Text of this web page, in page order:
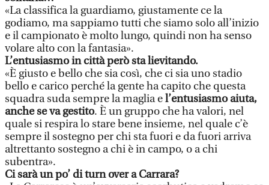
«La classifica la guardiamo, giustamente ce la
godiamo, ma sappiamo tutti che siamo solo all’inizio
e il campionato è molto lungo, quindi non ha senso
volare alto con la fantasia».
L’entusiasmo in città però sta lievitando.
«È giusto e bello che sia così, che ci sia uno stadio
bello e carico perché la gente ha capito che questa
squadra suda sempre la maglia el’entusiasmo aiuta,
anche se va gestito. È un gruppo che ha valori, nel
quale si respira lo stare bene insieme, nel quale c’è
sempre il sostegno per chi sta fuori e da fuori arriva
altrettanto sostegno a chi è in campo, o a chi
subentra».
Ci sarà un po’ di turn over a Carrara?